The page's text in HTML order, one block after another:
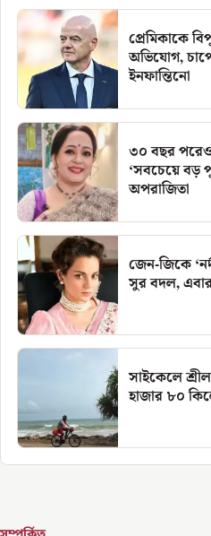
প্রেমিকাকে
অভিযোগ,
ইনফান্তিনো
৩০ বছর
‘সবচেয়ে বড়
অপরাজিতা
জেন-জিকে
সুর বদল,
সাইকেলে
হাজার ৮০